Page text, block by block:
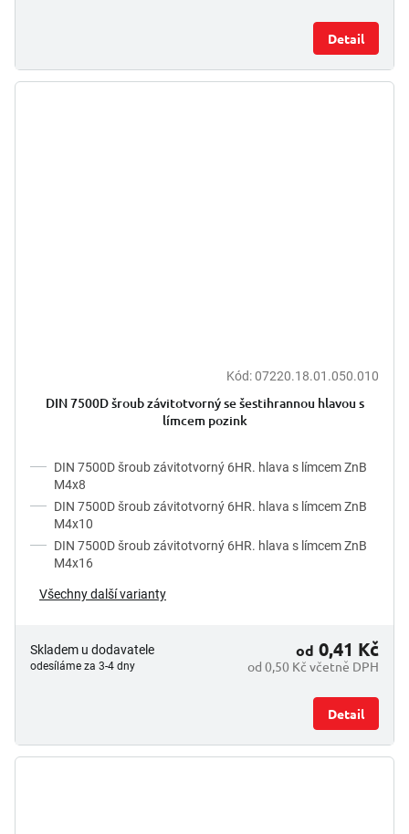
Detail
Kód:07220.18.01.050.010
DIN 7500D šroub závitotvorný se šestihrannou hlavou s
límcem pozink
DIN 7500D šroub závitotvorný 6HR. hlava s límcem ZnB
M4x8
DIN 7500D šroub závitotvorný 6HR. hlava s límcem ZnB
M4x10
DIN 7500D šroub závitotvorný 6HR. hlava s límcem ZnB
M4x16
Všechny další varianty
Skladem u dodavatele
odesíláme za 3-4 dny od 0,50 Kč včetně DPH
od 0,41 Kč
Detail